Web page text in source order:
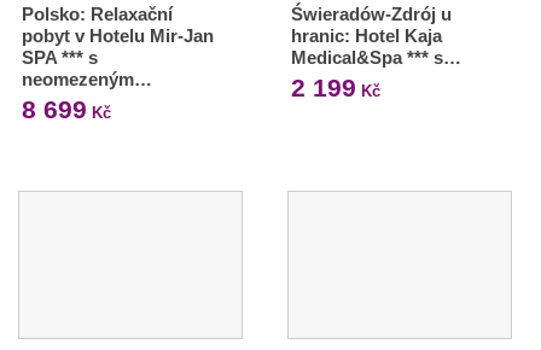
Polsko: Relaxační
pobyt v Hotelu Mir-Jan
SPA *** s
neomezeným…
8 699 Kč
Świeradów-Zdrój u
hranic: Hotel Kaja
Medical&Spa *** s…
2 199 Kč